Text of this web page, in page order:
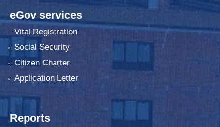
eGov services
Vital Registration
Social Security
Citizen Charter
Application Letter
Reports